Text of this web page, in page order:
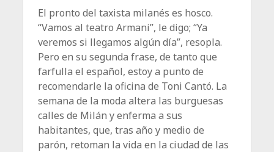
El pronto del taxista milanés es hosco.
“Vamos al teatro Armani”, le digo; “Ya
veremos si llegamos algún día”, resopla.
Pero en su segunda frase, de tanto que
farfulla el español, estoy a punto de
recomendarle la oficina de Toni Cantó. La
semana de la moda altera las burguesas
calles de Milán y enferma a sus
habitantes, que, tras año y medio de
parón, retoman la vida en la ciudad de las